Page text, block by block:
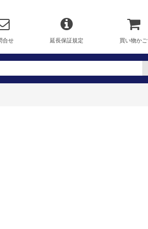
合せ 延長保証規定 買い物かご